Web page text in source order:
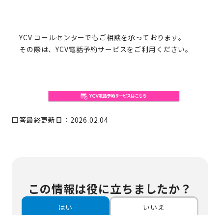
YCV コールセンターでもご相談を承っております。
その際は、YCV電話予約サービスをご利用ください。
回答最終更新日：2026.02.04
この情報は役に立ちましたか？
はい いいえ